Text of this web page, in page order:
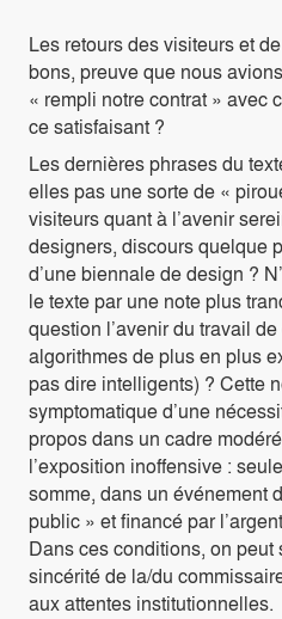
Les retours des visiteurs et
bons, preuve que nous
« rempli notre contrat » avec
ce satisfaisant ?
Les dernières phrases du
elles pas une sorte de «
visiteurs quant à l’avenir
designers, discours quelque
d’une biennale de design ?
le texte par une note plus
question l’avenir du travail
algorithmes de plus en plus
pas dire intelligents) ? Cette
symptomatique d’une
propos dans un cadre
l’exposition inoffensive :
somme, dans un événement
public » et financé par
Dans ces conditions, on
sincérité de la/du
aux attentes institutionnelles.